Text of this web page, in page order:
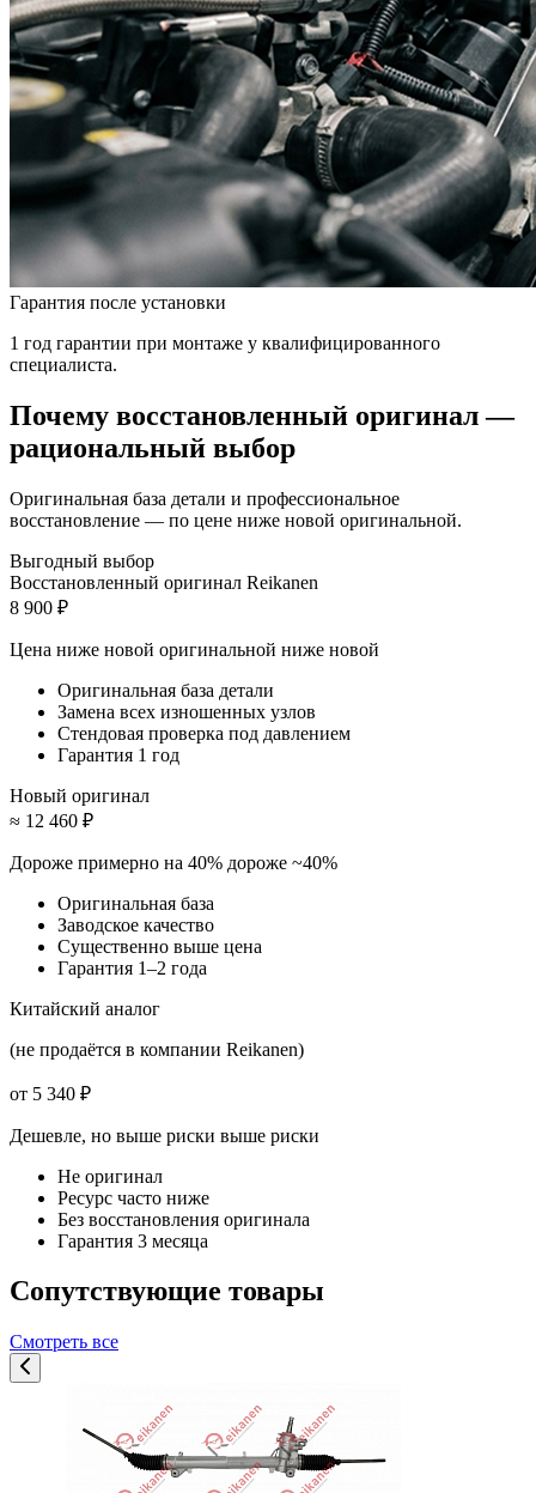
Гарантия после установки
1 год гарантии при монтаже у квалифицированного
специалиста.
Почему восстановленный оригинал —
рациональный выбор
Оригинальная база детали и профессиональное
восстановление — по цене ниже новой оригинальной.
Выгодный выбор
Восстановленный оригинал Reikanen
8 900 ₽
Цена ниже новой оригинальной ниже новой
Оригинальная база детали
Замена всех изношенных узлов
Стендовая проверка под давлением
Гарантия 1 год
Новый оригинал
≈ 12 460 ₽
Дороже примерно на 40% дороже ~40%
Оригинальная база
Заводское качество
Существенно выше цена
Гарантия 1–2 года
Китайский аналог
(не продаётся в компании Reikanen)
от 5 340 ₽
Дешевле, но выше риски выше риски
Не оригинал
Ресурс часто ниже
Без восстановления оригинала
Гарантия 3 месяца
Сопутствующие товары
Смотреть все